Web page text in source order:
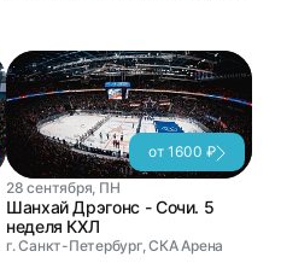
от 1600 ₽
28 сентября, ПН
Шанхай Дрэгонс - Сочи. 5
неделя КХЛ
г. Санкт-Петербург, СКА Арена